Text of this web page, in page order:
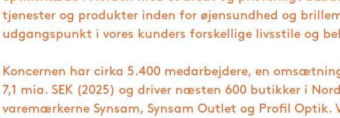
tjenester og produkter inden for øjensundhed og
udgangspunkt i vores kunders forskellige livsstile og
Koncernen har cirka 5.400 medarbejdere, en
7,1 mia. SEK (2025) og driver næsten 600 butikker i
varemærkerne Synsam, Synsam Outlet og Profil Optik.